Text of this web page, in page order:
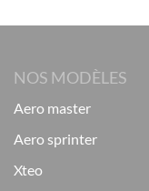
NOS MODÈLES
aero master
aero sprinter
xteo